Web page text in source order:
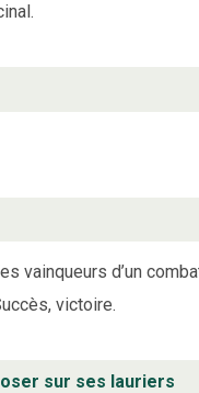
vainqueurs d’un
victoire.
sur ses lauriers